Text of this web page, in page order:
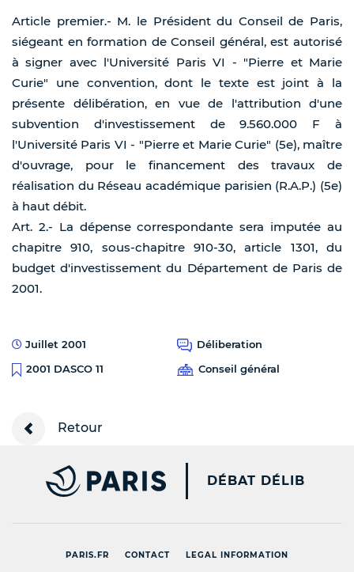
Article premier.- M. le Président du Conseil de Paris,
siégeant en formation de Conseil général, est autorisé
à signer avec l'Université Paris VI - "Pierre et Marie
Curie" une convention, dont le texte est joint à la
présente délibération, en vue de l'attribution d'une
subvention d'investissement de 9.560.000 F à
l'Université Paris VI - "Pierre et Marie Curie" (5e), maître
d'ouvrage, pour le financement des travaux de
réalisation du Réseau académique parisien (R.A.P.) (5e)
à haut débit.
Art. 2.- La dépense correspondante sera imputée au
chapitre 910, sous-chapitre 910-30, article 1301, du
budget d'investissement du Département de Paris de
2001.
Juillet 2001
Déliberation
2001 DASCO 11
Conseil général
Retour
PARIS.FR [NEW
DÉBAT DÉLIB
PARIS.FR CONTACT LEGAL INFORMATION